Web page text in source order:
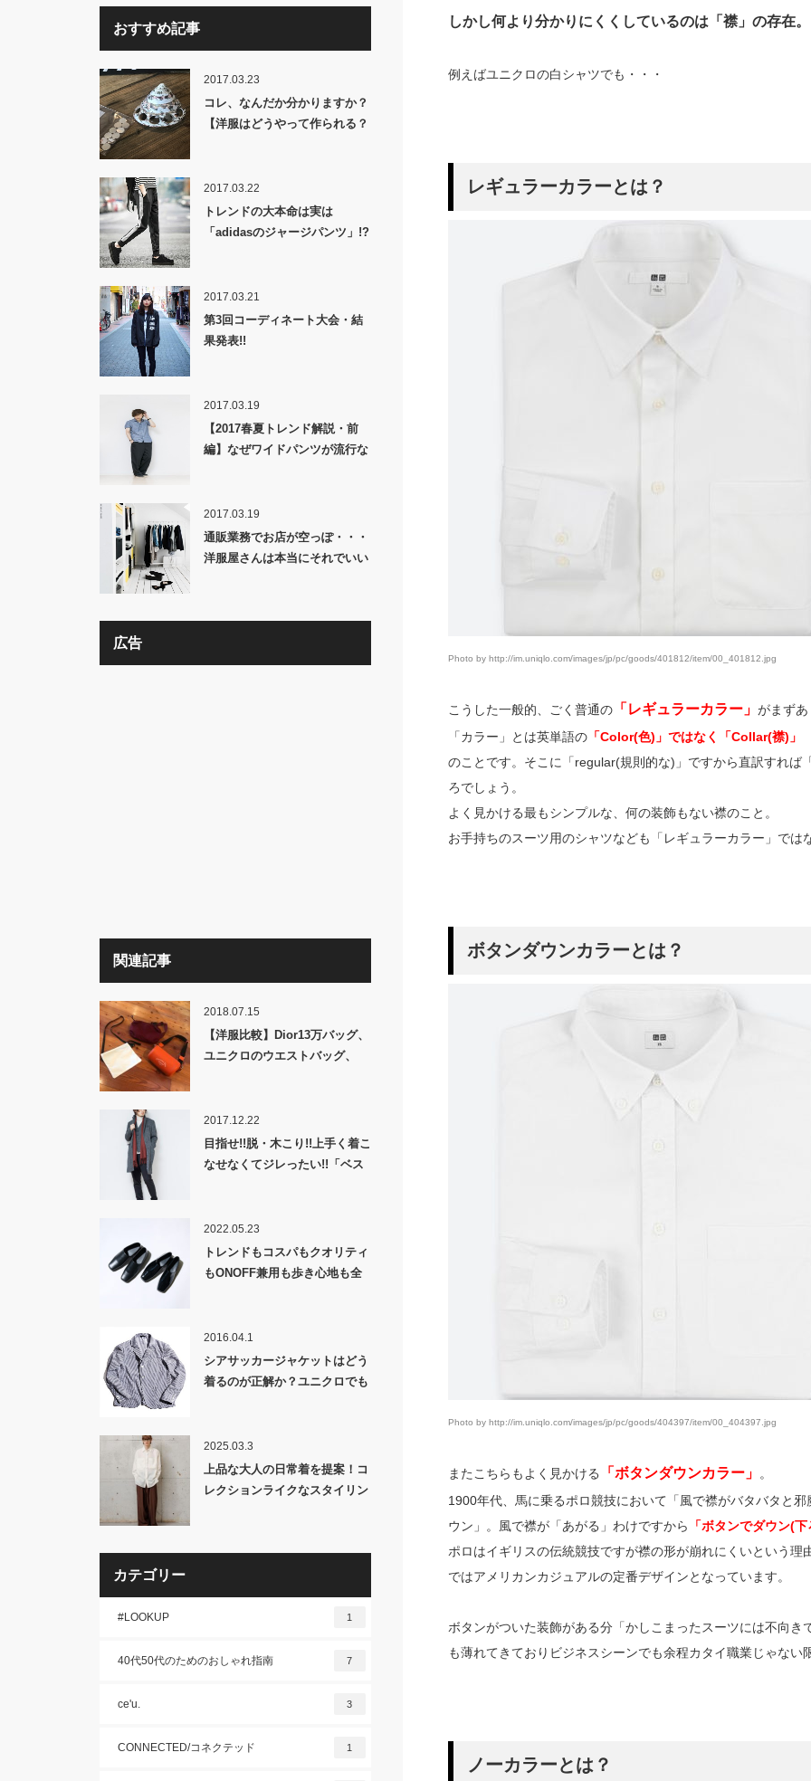
しかし何より分かりにくくしているのは「襟」の存在。
例えばユニクロの白シャツでも・・・
レギュラーカラーとは？
Photo by http://im.uniqlo.com/images/jp/pc/goods/401812/item/00_401812.jpg
こうした一般的、ごく普通の「レギュラーカラー」 がまず
「カラー」とは英単語の「Color(色)」ではなく「Collar(襟)」
のことです。そこに「regular(規則的な)」ですから直訳すれば
ろでしょう。
よく見かける最もシンプルな、何の装飾もない襟のこと。
お手持ちのスーツ用のシャツなども「レギュラーカラー」では
ボタンダウンカラーとは？
Photo by http://im.uniqlo.com/images/jp/pc/goods/404397/item/00_404397.jpg
またこちらもよく見かける 「ボタンダウンカラー」
。
1900年代、馬に乗るポロ競技において「風で襟がバタバタと
ウン」。風で襟が「あがる」わけですから 「ボタンでダウン(
ポロはイギリスの伝統競技ですが襟の形が崩れにくいという
ではアメリカンカジュアルの定番デザインとなっています。
ボタンがついた装飾がある分「かしこまったスーツには不向
も薄れてきておりビジネスシーンでも余程カタイ職業じゃない
ノーカラーとは？
おすすめ記事
2017.03.23
コレ、なんだか分かりますか？
【洋服はどうやって作られる？
2017.03.22
トレンドの大本命は実は
「adidasのジャージパンツ」!?
2017.03.21
第3回コーディネート大会・結
果発表!!
2017.03.19
【2017春夏トレンド解説・前
編】なぜワイドパンツが流行な
2017.03.19
通販業務でお店が空っぽ・・・
洋服屋さんは本当にそれでいい
広告
関連記事
2018.07.15
【洋服比較】Dior13万バッグ、
ユニクロのウエストバッグ、
2017.12.22
目指せ!!脱・木こり!!上手く着こ
なせなくてジレったい!!「ベス
2022.05.23
トレンドもコスパもクオリティ
もONOFF兼用も歩き心地も全
ッポン」爆誕！
2016.04.1
シアサッカージャケットはどう
着るのが正解か？ユニクロでも
2025.03.3
上品な大人の日常着を提案！コ
レクションライクなスタイリン
Super120’s ウール ハイウエス
ルガーゼシアーシャツ&クラシ
ック ハンドメイド ハイヒール
カテゴリー
#LOOKUP 1
40代50代のためのおしゃれ指南 7
ce'u. 3
CONNECTED/コネクテッド 1